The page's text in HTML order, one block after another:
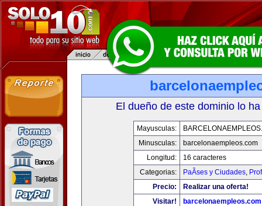
El dueño de este dominio lo
Mayusculas:
Minusculas:
barcelonaempleos.com
Longitud:
16 caracteres
Categorias:
PaÃ­ses y Ciudades,
Precio:
Realizar una oferta!
Visitar!
barcelonaempleos.com